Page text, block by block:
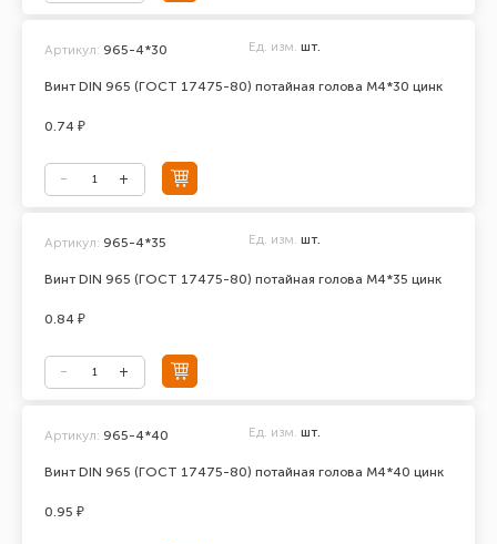
Винт DIN 965 (ГОСТ 17475-80) потайная голова М4*30 цинк
Артикул: 965-4*30 Ед. изм. шт.
0.74 ₽
Винт DIN 965 (ГОСТ 17475-80) потайная голова М4*35 цинк
Артикул: 965-4*35 Ед. изм. шт.
0.84 ₽
Винт DIN 965 (ГОСТ 17475-80) потайная голова М4*40 цинк
Артикул: 965-4*40 Ед. изм. шт.
0.95 ₽